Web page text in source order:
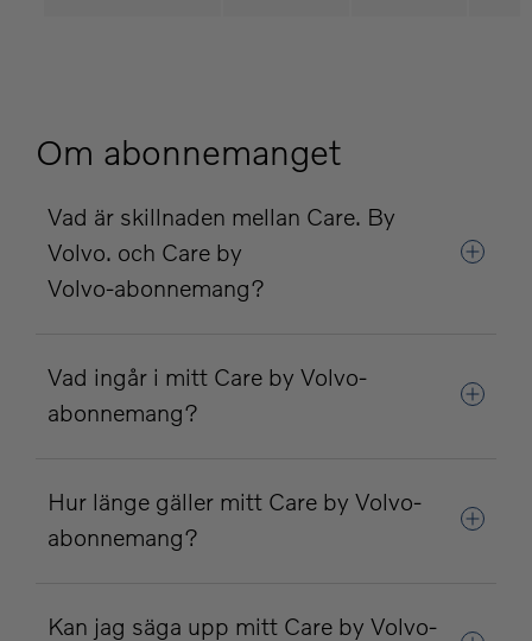
Om abonnemanget
Vad är skillnaden mellan Care. By
Volvo. och Care by
Volvo‑abonnemang?
Vad ingår i mitt Care by Volvo-
abonnemang?
Hur länge gäller mitt Care by Volvo-
abonnemang?
Kan jag säga upp mitt Care by Volvo-